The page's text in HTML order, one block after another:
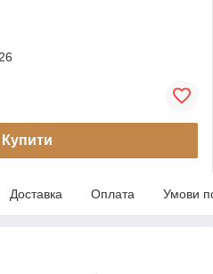
Купити
Доставка Оплата Умови